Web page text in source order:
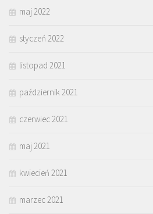
maj 2022
styczeń 2022
listopad 2021
październik 2021
czerwiec 2021
maj 2021
kwiecień 2021
marzec 2021